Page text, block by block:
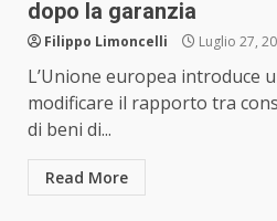
dopo la garanzia
Filippo Limoncelli Luglio 27,
L’Unione europea introduce
modificare il rapporto tra
di beni di...
Read More